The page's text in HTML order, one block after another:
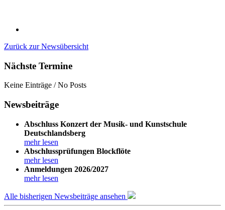
Zurück zur Newsübersicht
Nächste Termine
Keine Einträge / No Posts
Newsbeiträge
Abschluss Konzert der Musik- und Kunstschule
Deutschlandsberg
mehr lesen
Abschlussprüfungen Blockflöte
mehr lesen
Anmeldungen 2026/2027
mehr lesen
Alle bisherigen Newsbeiträge ansehen